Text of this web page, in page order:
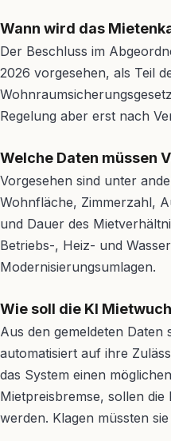
Wann wird das
Der Beschluss im
2026 vorgesehen, als Teil
Regelung aber erst nach
Welche Daten müssen
Vorgesehen sind unter
Wohnfläche, Zimmerzahl,
und Dauer des
Betriebs-, Heiz- und
Modernisierungsumlagen.
Wie soll die KI
Aus den gemeldeten Daten
automatisiert auf ihre
das System einen
Mietpreisbremse, sollen
werden. Klagen müssten